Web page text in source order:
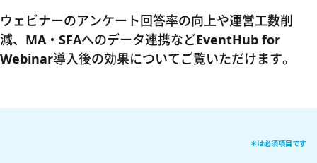
ウェビナーのアンケート回答率の向上や運営工数削
減、MA・SFAへのデータ連携などEventHub for
Webinar導入後の効果についてご覧いただけます。
＊は必須項目です